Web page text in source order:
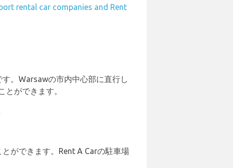
rental car companies and Rent
。Warsawの市内中心部に直行し
ができます。
ができます。Rent A Carの駐車場